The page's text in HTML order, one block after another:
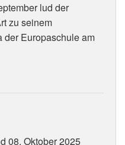
lud der
zu seinem
der Europaschule am
08. Oktober 2025